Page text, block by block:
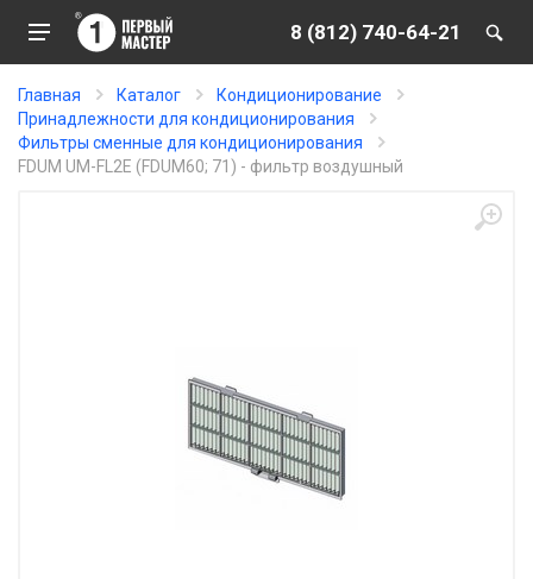
8 (812) 740-64-21
Главная Каталог
Кондиционирование
Принадлежности для кондиционирования
Фильтры сменные для кондиционирования
FDUM UM-FL2E (FDUM60; 71) - фильтр воздушный